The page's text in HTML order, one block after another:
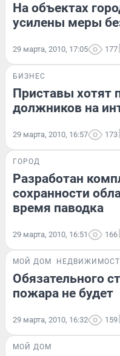
На объектах
усилены меры
29 марта, 2010, 17:05 177
БИЗНЕС
Приставы хотят
должников на
29 марта, 2010, 16:57 173
ГОРОД
Разработан
сохранности
время паводка
29 марта, 2010, 16:51 166
МОЙ ДОМ
Обязательного
пожара не будет
29 марта, 2010, 16:32 159
МОЙ ДОМ